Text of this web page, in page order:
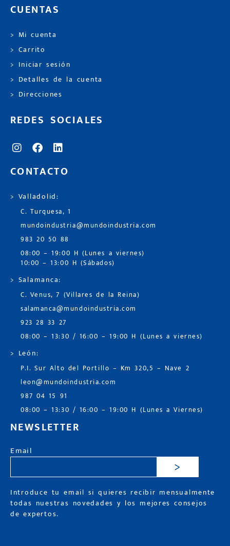
CUENTAS
> Mi cuenta
> Carrito
> Iniciar sesión
> Detalles de la cuenta
> Direcciones
REDES SOCIALES
CONTACTO
> Valladolid:
C. Turquesa, 1
mundoindustria@mundoindustria.com
983 20 50 88
08:00 – 19:00 H (Lunes a viernes)
10:00 – 13:00 H (Sábados)
> Salamanca:
C. Venus, 7 (Villares de la Reina)
salamanca@mundoindustria.com
923 28 33 27
08:00 – 13:30 / 16:00 – 19:00 H (Lunes a viernes)
> León:
P.I. Sur Alto del Portillo – Km 320,5 – Nave 2
leon@mundoindustria.com
987 04 15 91
08:00 – 13:30 / 16:00 – 19:00 H (Lunes a Viernes)
NEWSLETTER
Email
>
Introduce tu email si quieres recibir mensualmente
todas nuestras novedades y los mejores consejos
de expertos.